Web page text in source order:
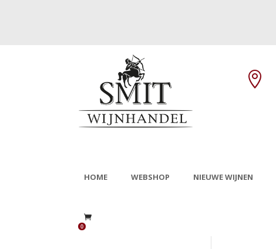

HOME WEBSHOP NIEUWE WIJNEN
0